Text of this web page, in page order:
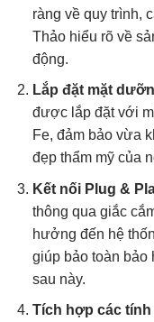
ràng về quy trình,
Thảo hiểu rõ về
động.
Lắp đặt mặt
được lắp đặt với
Fe, đảm bảo vừa
đẹp thẩm mỹ của
Kết nối Plug &
thông qua giắc
hưởng đến hệ
giúp bảo toàn bảo
sau này.
Tích hợp các tính